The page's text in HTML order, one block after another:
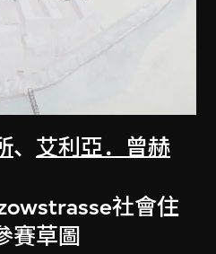
、 艾利亞．曾赫
社會住
賽草圖